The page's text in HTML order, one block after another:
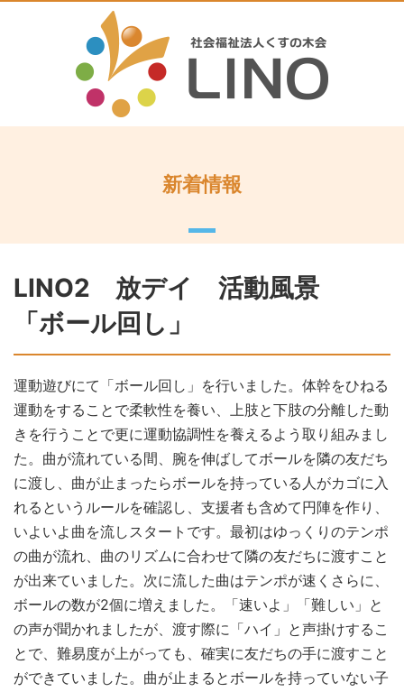
新着情報
LINO2 放デイ 活動風景
「ボール回し」
運動遊びにて「ボール回し」を行いました。体幹をひねる
運動をすることで柔軟性を養い、上肢と下肢の分離した動
きを行うことで更に運動協調性を養えるよう取り組みまし
た。曲が流れている間、腕を伸ばしてボールを隣の友だち
に渡し、曲が止まったらボールを持っている人がカゴに入
れるというルールを確認し、支援者も含めて円陣を作り、
いよいよ曲を流しスタートです。最初はゆっくりのテンポ
の曲が流れ、曲のリズムに合わせて隣の友だちに渡すこと
が出来ていました。次に流した曲はテンポが速くさらに、
ボールの数が2個に増えました。「速いよ」「難しい」と
の声が聞かれましたが、渡す際に「ハイ」と声掛けするこ
とで、難易度が上がっても、確実に友だちの手に渡すこと
ができていました。曲が止まるとボールを持っていない子